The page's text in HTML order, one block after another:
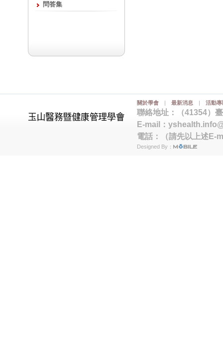
問答集
關於學會 | 最新消息 | 活動專
聯絡地址：（41354）
E-mail：
電話：（請先以上述E-
Designed By：